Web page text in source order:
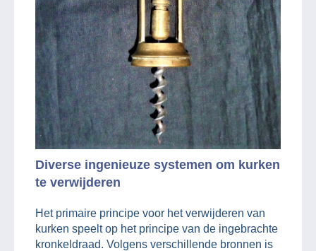
Diverse ingenieuze systemen om kurken
te verwijderen
Het primaire principe voor het verwijderen van
kurken speelt op het principe van de ingebrachte
kronkeldraad. Volgens verschillende bronnen is